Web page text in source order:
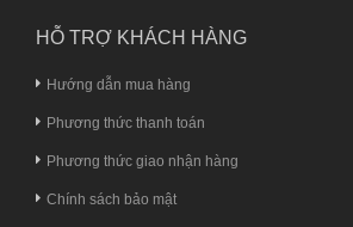
HỖ TRỢ KHÁCH HÀNG
Hướng dẫn mua hàng
Phương thức thanh toán
Phương thức giao nhận hàng
Chính sách bảo mật